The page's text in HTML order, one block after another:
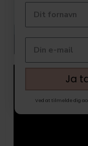
Ja
Ved at tilmelde dig